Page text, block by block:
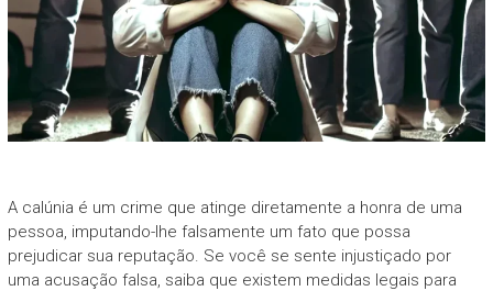
A calúnia é um crime que atinge diretamente a honra de uma
pessoa, imputando-lhe falsamente um fato que possa
prejudicar sua reputação. Se você se sente injustiçado por
uma acusação falsa, saiba que existem medidas legais para